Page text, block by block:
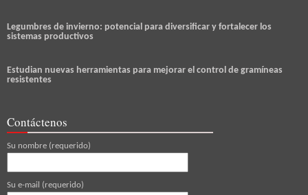
Legumbres de invierno: potencial para diversificar y fortalecer los
sistemas productivos
Estudian nuevas herramientas para mejorar el control de gramíneas
resistentes
Contáctenos
Su nombre (requerido)
Su e-mail (requerido)